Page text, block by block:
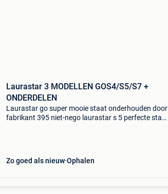
Laurastar 3 MODELLEN GOS4/S5/S7 +
ONDERDELEN
Laurastar go super mooie staat onderhouden door
fabrikant 395 niet-nego laurastar s 5 perfecte staat
Zo goed als nieuw Ophalen